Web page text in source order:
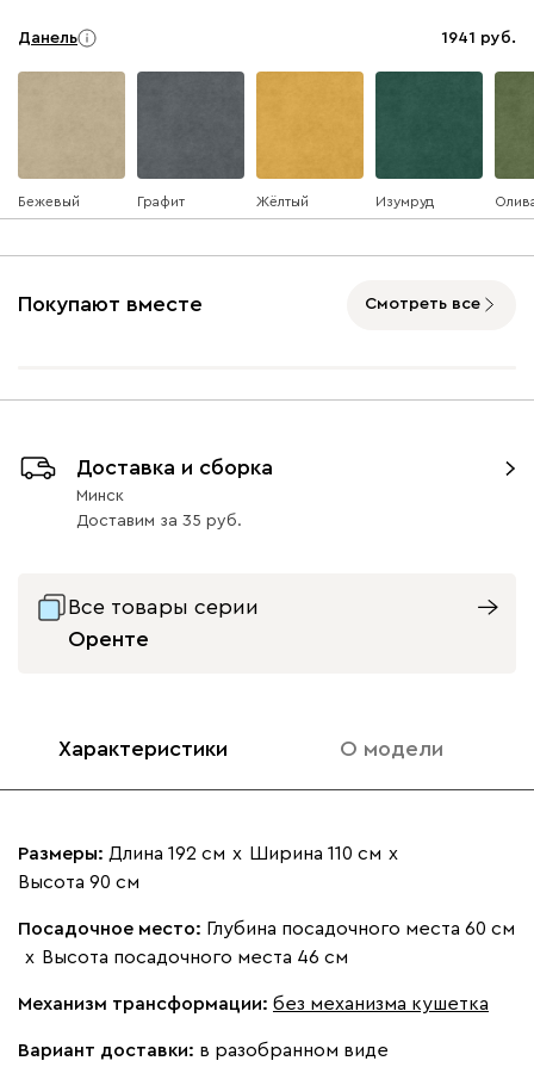
Данель 1941
Бежевый Графит Жёлтый Изумруд
(Mustard)
(Smoke)
020 120 236 240 310
Вертикаль 2114
Покупают вместе Смотреть все
Доставка и сборка
Минск
Доставим за 35
Все товары серии
Оренте
Характеристики О модели
Размеры: Длина 192 см х Ширина 110 см х
Высота 90 см
Посадочное место: Глубина посадочного места 60 см
х Высота посадочного места 46 см
Механизм трансформации: без механизма кушетка
Вариант доставки: в разобранном виде